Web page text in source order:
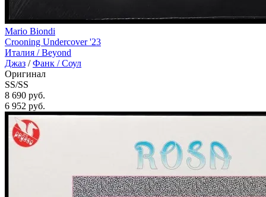
Mario Biondi
Crooning Undercover '23
Италия /Beyond
Джаз /Фанк / Соул
Оригинал
SS/SS
8 690 руб.
6 952 руб.